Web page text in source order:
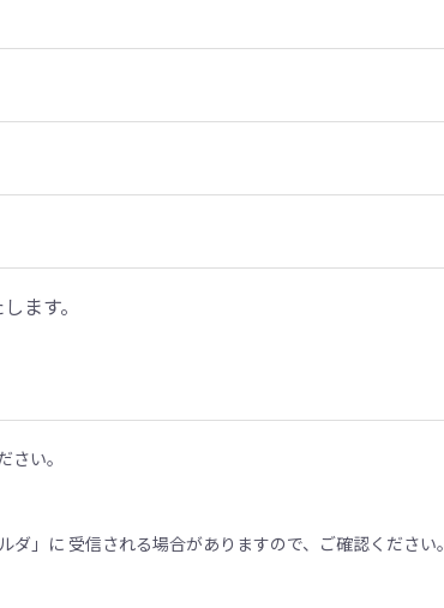
ます。
い。
」に 受信される場合がありますので、ご確認ください。